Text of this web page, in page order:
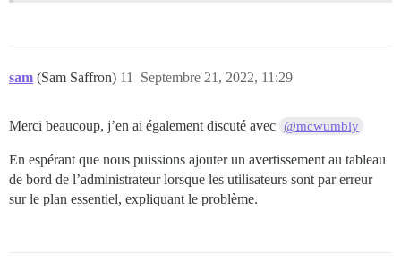
sam (Sam Saffron) Septembre 21, 2022, 11:29
11
Merci beaucoup, j’en ai également discuté avec @mcwumbly
En espérant que nous puissions ajouter un avertissement au tableau
de bord de l’administrateur lorsque les utilisateurs sont par erreur
sur le plan essentiel, expliquant le problème.